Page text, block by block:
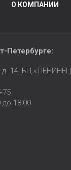
О КОМПАНИИ
Петербурге:
д. 14, БЦ
75
18:00